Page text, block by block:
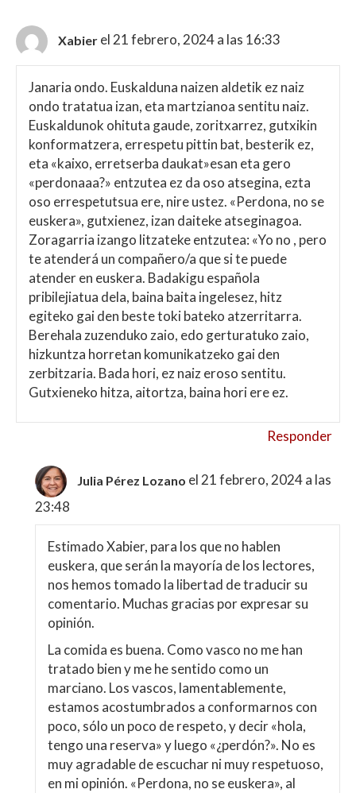
Xabier el 21 febrero, 2024 a las 16:33
Janaria ondo. Euskalduna naizen aldetik ez naiz
ondo tratatua izan, eta martzianoa sentitu naiz.
Euskaldunok ohituta gaude, zoritxarrez, gutxikin
konformatzera, errespetu pittin bat, besterik ez,
eta «kaixo, erretserba daukat»esan eta gero
«perdonaaa?» entzutea ez da oso atsegina, ezta
oso errespetutsua ere, nire ustez. «Perdona, no se
euskera», gutxienez, izan daiteke atseginagoa.
Zoragarria izango litzateke entzutea: «Yo no , pero
te atenderá un compañero/a que si te puede
atender en euskera. Badakigu española
pribilejiatua dela, baina baita ingelesez, hitz
egiteko gai den beste toki bateko atzerritarra.
Berehala zuzenduko zaio, edo gerturatuko zaio,
hizkuntza horretan komunikatzeko gai den
zerbitzaria. Bada hori, ez naiz eroso sentitu.
Gutxieneko hitza, aitortza, baina hori ere ez.
Responder
Julia Pérez Lozano el 21 febrero, 2024 a las
23:48
Estimado Xabier, para los que no hablen
euskera, que serán la mayoría de los lectores,
nos hemos tomado la libertad de traducir su
comentario. Muchas gracias por expresar su
opinión.
La comida es buena. Como vasco no me han
tratado bien y me he sentido como un
marciano. Los vascos, lamentablemente,
estamos acostumbrados a conformarnos con
poco, sólo un poco de respeto, y decir «hola,
tengo una reserva» y luego «¿perdón?». No es
muy agradable de escuchar ni muy respetuoso,
en mi opinión. «Perdona, no se euskera», al